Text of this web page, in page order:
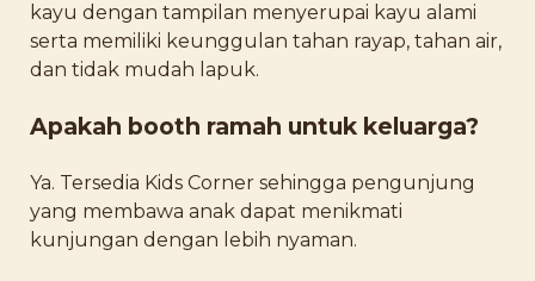
kayu dengan tampilan menyerupai kayu alami
serta memiliki keunggulan tahan rayap, tahan air,
dan tidak mudah lapuk.
Apakah booth ramah untuk keluarga?
Ya. Tersedia Kids Corner sehingga pengunjung
yang membawa anak dapat menikmati
kunjungan dengan lebih nyaman.